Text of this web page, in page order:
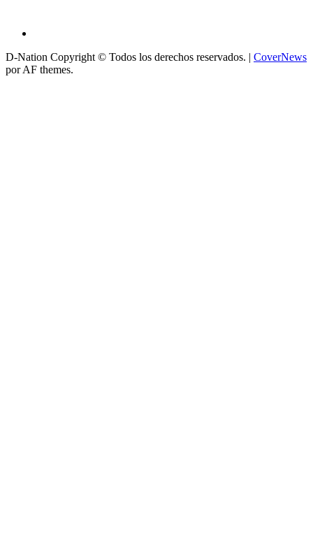
D-Nation Copyright © Todos los derechos reservados. | CoverNews
por AF themes.